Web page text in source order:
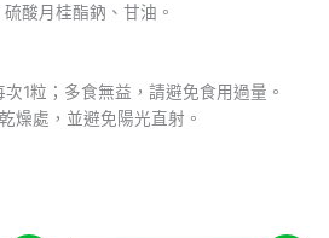
酸月桂酯鈉、甘油。
1粒；多食無益，請避免食用過量。
燥處，並避免陽光直射。